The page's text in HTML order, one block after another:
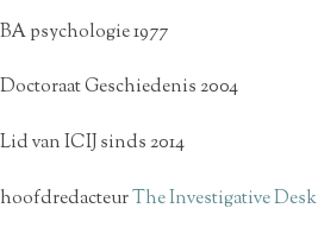
BA psychologie 1977
Doctoraat Geschiedenis 2004
Lid van ICIJ sinds 2014
hoofdredacteurThe Investigative Desk